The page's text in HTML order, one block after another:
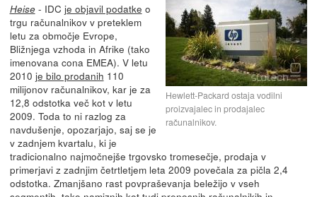
Hewlett-Packard ostaja vodilni
proizvajalec in prodajalec
računalnikov.
Heise- IDC je objavil podatke o
trgu računalnikov v preteklem
letu za območje Evrope,
Bližnjega vzhoda in Afrike (tako
imenovana cona EMEA). V letu
2010 je bilo prodanih 110
milijonov računalnikov, kar je za
12,8 odstotka več kot v letu
2009. Toda to ni razlog za
navdušenje, opozarjajo, saj se je
v zadnjem kvartalu, ki je
tradicionalno najmočnejše trgovsko tromesečje, prodaja v
primerjavi z zadnjim četrtletjem leta 2009 povečala za pičla 2,4
odstotka. Zmanjšano rast povpraševanja beležijo v vseh